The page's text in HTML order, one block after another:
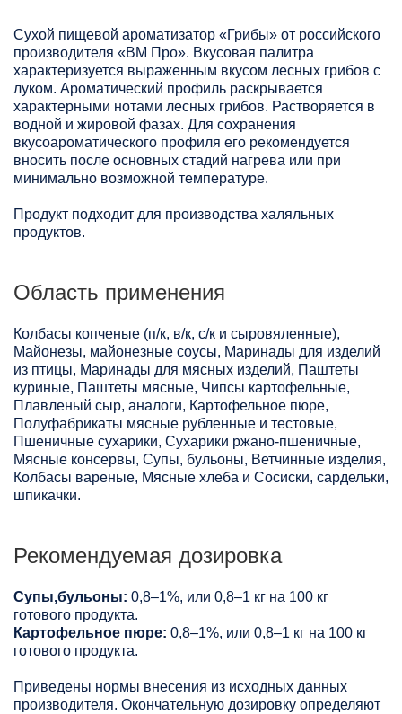
Сухой пищевой ароматизатор «Грибы» от российского
производителя «ВМ Про». Вкусовая палитра
характеризуется выраженным вкусом лесных грибов с
луком. Ароматический профиль раскрывается
характерными нотами лесных грибов. Растворяется в
водной и жировой фазах. Для сохранения
вкусоароматического профиля его рекомендуется
вносить после основных стадий нагрева или при
минимально возможной температуре.
Продукт подходит для производства халяльных
продуктов.
Область применения
Колбасы копченые (п/к, в/к, с/к и сыровяленные),
Майонезы, майонезные соусы, Маринады для изделий
из птицы, Маринады для мясных изделий, Паштеты
куриные, Паштеты мясные, Чипсы картофельные,
Плавленый сыр, аналоги, Картофельное пюре,
Полуфабрикаты мясные рубленные и тестовые,
Пшеничные сухарики, Сухарики ржано-пшеничные,
Мясные консервы, Супы, бульоны, Ветчинные изделия,
Колбасы вареные, Мясные хлеба и Сосиски, сардельки,
шпикачки.
Рекомендуемая дозировка
Супы,бульоны: 0,8–1%, или 0,8–1 кг на 100 кг
готового продукта.
Картофельное пюре: 0,8–1%, или 0,8–1 кг на 100 кг
готового продукта.
Приведены нормы внесения из исходных данных
производителя. Окончательную дозировку определяют